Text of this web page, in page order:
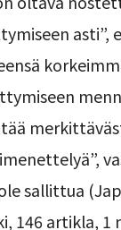
asti”,
sallittua
146 artikla,